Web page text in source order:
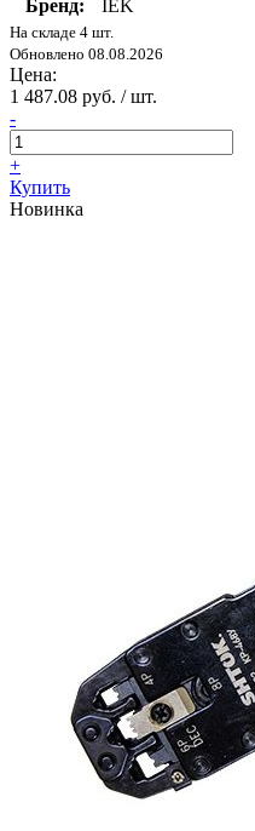
Бренд:
IEK
На складе 4 шт.
Обновлено 08.08.2026
Цена:
1 487.08 руб. / шт.
-
+
Купить
Новинка